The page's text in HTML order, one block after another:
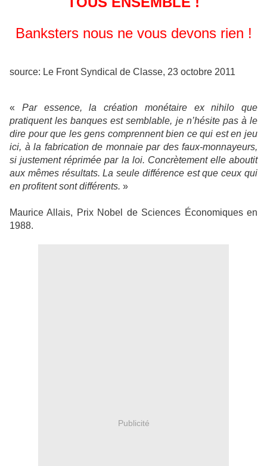
Banksters nous ne vous devons rien !
source: Le Front Syndical de Classe, 23 octobre 2011
« Par essence, la création monétaire ex nihilo que
pratiquent les banques est semblable, je n’hésite pas à le
dire pour que les gens comprennent bien ce qui est en jeu
ici, à la fabrication de monnaie par des faux-monnayeurs,
si justement réprimée par la loi. Concrètement elle aboutit
aux mêmes résultats. La seule différence est que ceux qui
en profitent sont différents. »
Maurice Allais, Prix Nobel de Sciences Économiques en
1988.
Publicité